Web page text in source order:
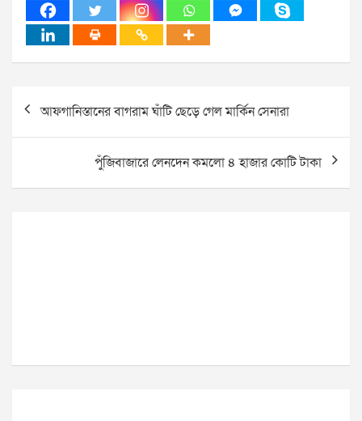
Post
navigation
আফগানিস্তানের বাগরাম ঘাঁটি ছেড়ে গেল মার্কিন সেনারা
পুঁজিবাজারে লেনদেন কমলো ৪ হাজার কোটি টাকা